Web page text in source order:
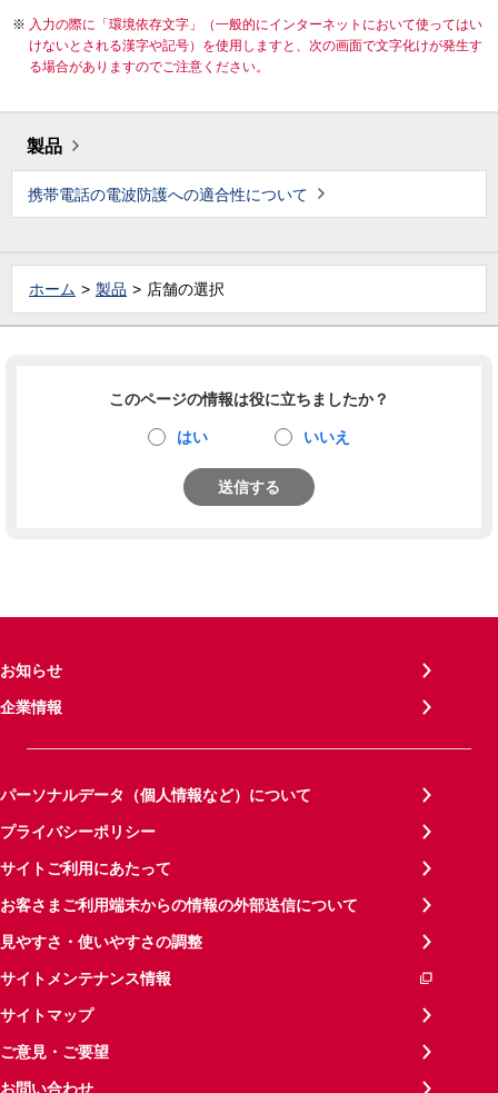
入力の際に「環境依存文字」（一般的にインターネットにおいて使ってはい
けないとされる漢字や記号）を使用しますと、次の画面で文字化けが発生す
る場合がありますのでご注意ください。
製品
携帯電話の電波防護への適合性について
ホーム 製品 店舗の選択
このページの情報は役に立ちましたか？
はい いいえ
送信する
お知らせ
企業情報
パーソナルデータ（個人情報など）について
プライバシーポリシー
サイトご利用にあたって
お客さまご利用端末からの情報の外部送信について
見やすさ・使いやすさの調整
サイトメンテナンス情報
サイトマップ
ご意見・ご要望
お問い合わせ